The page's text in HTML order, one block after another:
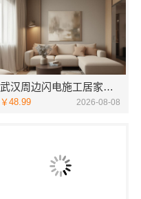
武汉周边闪电施工居家装修一楼带院，本地快装
￥48.99 2026-08-08